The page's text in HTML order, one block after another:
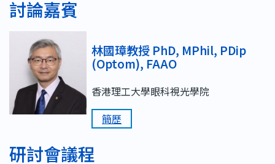
討論嘉賓
林國璋教授 PhD, MPhil, PDip
(Optom), FAAO
香港理工大學眼科視光學院
簡歷
研討會議程